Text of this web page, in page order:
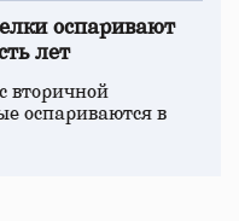
оспаривают
лет
вторичной
оспариваются в